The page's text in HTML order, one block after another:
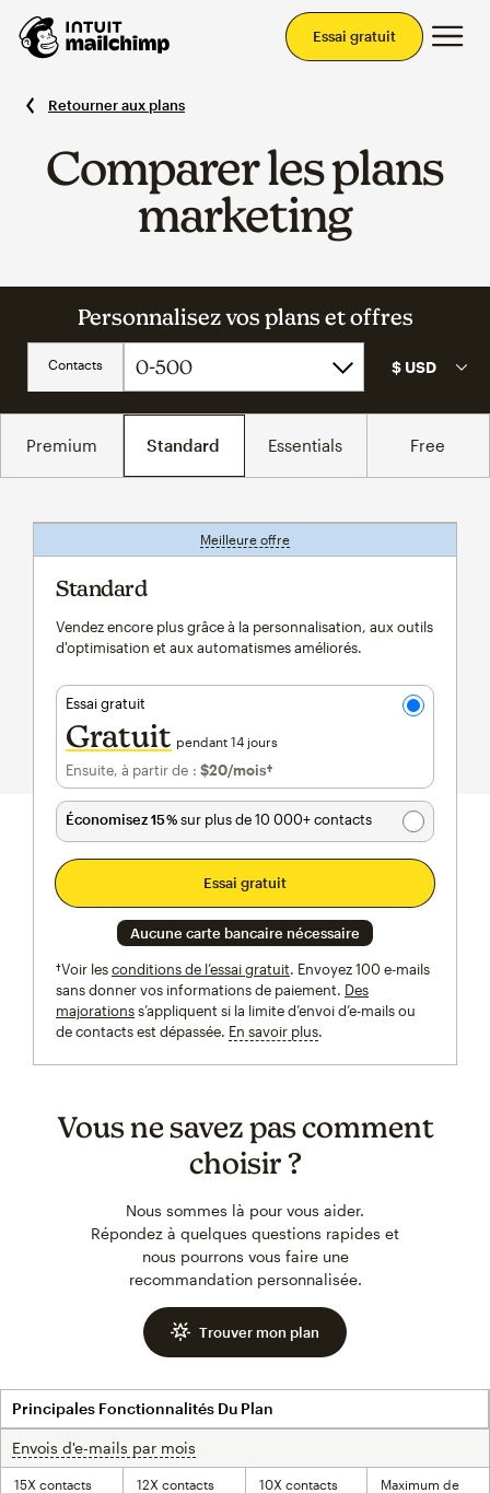
Essai gratuit
Retourner aux plans
Comparer les plans
marketing
Personnalisez vos plans et offres
Contacts
Premium Standard Essentials Free
Meilleure offre
Standard
Vendez encore plus grâce à la personnalisation, aux outils
d'optimisation et aux automatismes améliorés.
Essai gratuit
Gratuit pendant 14 jours
Ensuite, à partir de : $20/mois†
Économisez 15 %sur plus de 10 000+ contacts
Essai gratuit
Aucune carte bancaire nécessaire
†Voir lesconditions de l’essai gratuit. Envoyez 100 e-mails
sans donner vos informations de paiement. Des
majorationss’appliquent si la limite d’envoi d’e-mails ou
de contacts est dépassée. En savoir plusinfobulle
Vous ne savez pas comment
choisir ?
Nous sommes là pour vous aider.
Répondez à quelques questions rapides et
nous pourrons vous faire une
recommandation personnalisée.
Trouver mon plan
Principales Fonctionnalités Du Plan
Envois d'e-mails par mois
15X contacts 12X contacts 10X contacts
Maximum de